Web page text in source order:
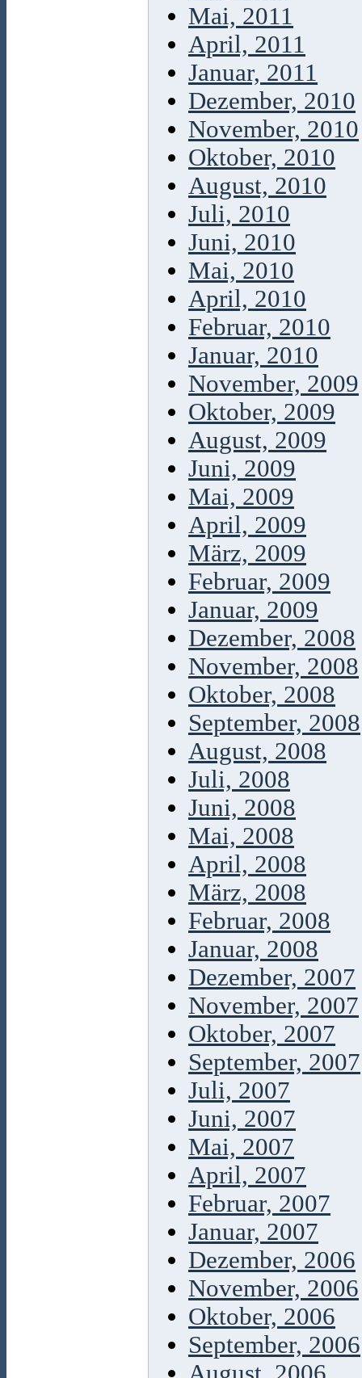
Mai, 2011
April, 2011
Januar, 2011
Dezember, 2010
November, 2010
Oktober, 2010
August, 2010
Juli, 2010
Juni, 2010
Mai, 2010
April, 2010
Februar, 2010
Januar, 2010
November, 2009
Oktober, 2009
August, 2009
Juni, 2009
Mai, 2009
April, 2009
März, 2009
Februar, 2009
Januar, 2009
Dezember, 2008
November, 2008
Oktober, 2008
September, 2008
August, 2008
Juli, 2008
Juni, 2008
Mai, 2008
April, 2008
März, 2008
Februar, 2008
Januar, 2008
Dezember, 2007
November, 2007
Oktober, 2007
September, 2007
Juli, 2007
Juni, 2007
Mai, 2007
April, 2007
Februar, 2007
Januar, 2007
Dezember, 2006
November, 2006
Oktober, 2006
September, 2006